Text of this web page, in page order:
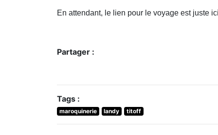
En attendant, le lien pour le voyage est juste
Partager :
Tags :
maroquinerie landy titoff